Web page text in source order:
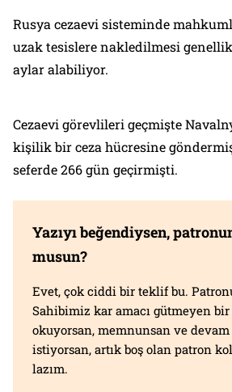
Rusya cezaevi sisteminde
uzak tesislere nakledilmesi
aylar alabiliyor.
Cezaevi görevlileri geçmişte
kişilik bir ceza hücresine
seferde 266 gün geçirmişti.
Yazıyı beğendiysen,
musun?
Evet, çok ciddi bir teklif bu.
Sahibimiz kar amacı gütmeyen
okuyorsan, memnunsan ve
istiyorsan, artık boş olan patron
lazım.